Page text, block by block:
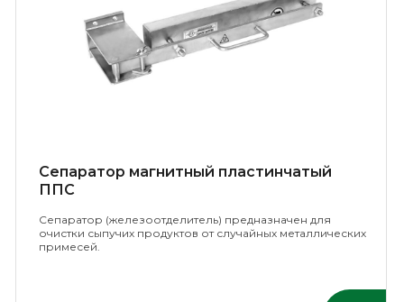
Сепаратор магнитный пластинчатый
ППС
Сепаратор (железоотделитель) предназначен для
очистки сыпучих продуктов от случайных металлических
примесей.